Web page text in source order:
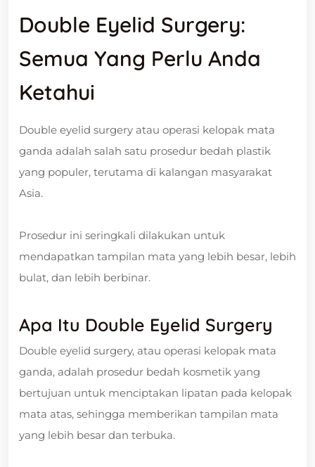
Double Eyelid Surgery:
Semua Yang Perlu Anda
Ketahui
Double eyelid surgery atau operasi kelopak mata
ganda adalah salah satu prosedur bedah plastik
yang populer, terutama di kalangan masyarakat
Asia.
Prosedur ini seringkali dilakukan untuk
mendapatkan tampilan mata yang lebih besar, lebih
bulat, dan lebih berbinar.
Apa Itu Double Eyelid Surgery
Double eyelid surgery, atau operasi kelopak mata
ganda, adalah prosedur bedah kosmetik yang
bertujuan untuk menciptakan lipatan pada kelopak
mata atas, sehingga memberikan tampilan mata
yang lebih besar dan terbuka.